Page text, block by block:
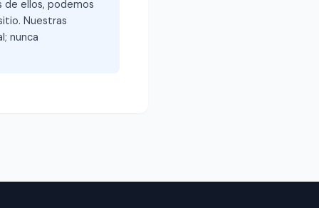
de ellos, podemos
Nuestras
nunca